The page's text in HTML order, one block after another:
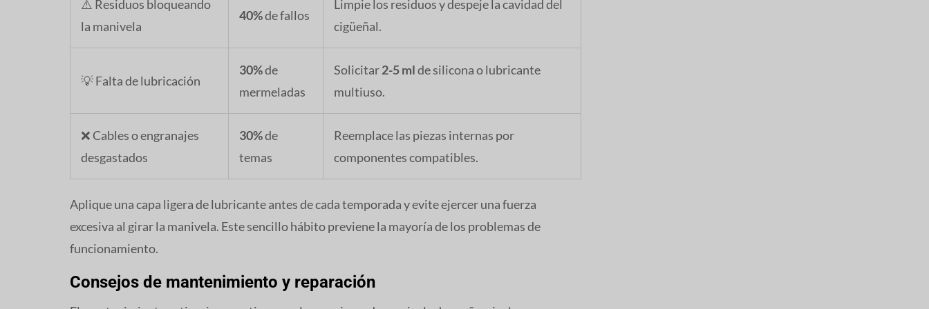
⚠️ Residuos bloqueando
la manivela
40%de fallos
Limpie los residuos y despeje la cavidad del
cigüeñal.
💡 Falta de lubricación
30%de
mermeladas
Solicitar2-5 mlde silicona o lubricante
multiuso.
❌ Cables o engranajes
desgastados
30%de
temas
Reemplace las piezas internas por
componentes compatibles.
Aplique una capa ligera de lubricante antes de cada temporada y evite ejercer una fuerza
excesiva al girar la manivela. Este sencillo hábito previene la mayoría de los problemas de
funcionamiento.
Consejos de mantenimiento y reparación